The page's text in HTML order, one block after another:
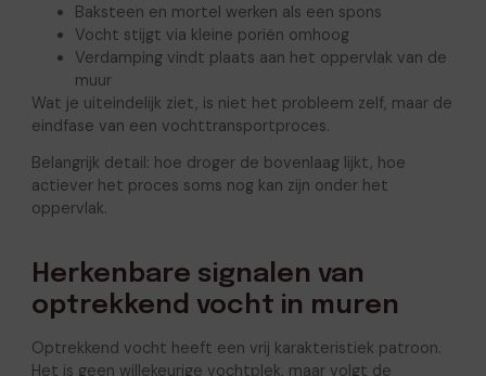
Baksteen en mortel werken als een spons
Vocht stijgt via kleine poriën omhoog
Verdamping vindt plaats aan het oppervlak van de
muur
Wat je uiteindelijk ziet, is niet het probleem zelf, maar de
eindfase van een vochttransportproces.
Belangrijk detail: hoe droger de bovenlaag lijkt, hoe
actiever het proces soms nog kan zijn onder het
oppervlak.
Herkenbare signalen van
optrekkend vocht in muren
Optrekkend vocht heeft een vrij karakteristiek patroon.
Het is geen willekeurige vochtplek, maar volgt de